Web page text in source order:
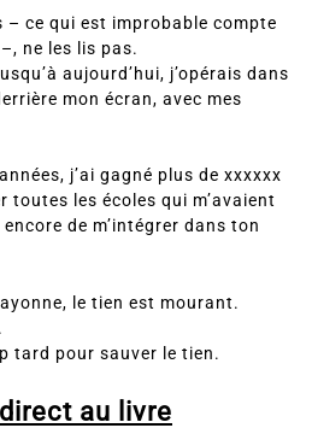
– ce qui est improbable compte
ne les lis pas.
aujourd’hui, j’opérais dans
mon écran, avec mes
j’ai gagné plus de xxxxxx
toutes les écoles qui m’avaient
de m’intégrer dans ton
le tien est mourant.
tard pour sauver le tien.
au livre